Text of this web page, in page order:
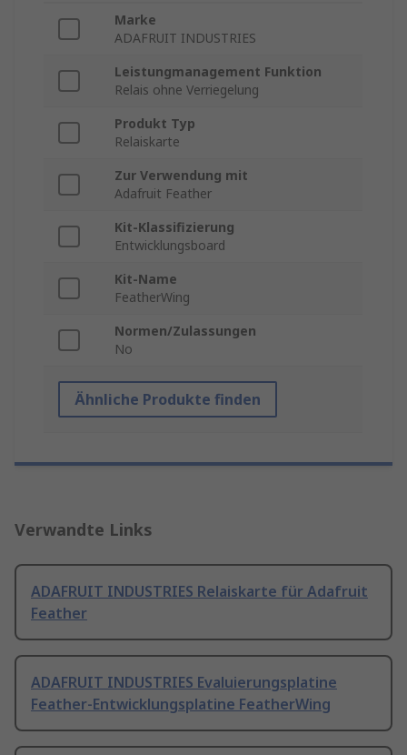
Marke
ADAFRUIT INDUSTRIES
Leistungmanagement Funktion
Relais ohne Verriegelung
Produkt Typ
Relaiskarte
Zur Verwendung mit
Adafruit Feather
Kit-Klassifizierung
Entwicklungsboard
Kit-Name
FeatherWing
Normen/Zulassungen
No
Ähnliche Produkte finden
Verwandte Links
ADAFRUIT INDUSTRIES Relaiskarte für Adafruit
Feather
ADAFRUIT INDUSTRIES Evaluierungsplatine
Feather-Entwicklungsplatine FeatherWing